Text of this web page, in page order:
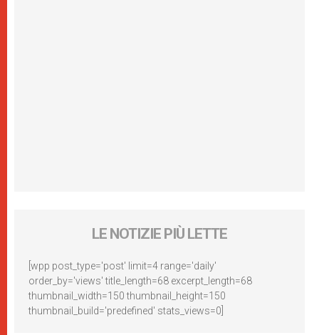
LE NOTIZIE PIÙ LETTE
[wpp post_type='post' limit=4 range='daily'
order_by='views' title_length=68 excerpt_length=68
thumbnail_width=150 thumbnail_height=150
thumbnail_build='predefined' stats_views=0]